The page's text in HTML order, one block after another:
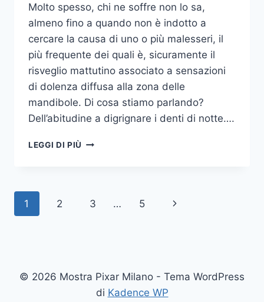
Molto spesso, chi ne soffre non lo sa,
almeno fino a quando non è indotto a
cercare la causa di uno o più malesseri, il
più frequente dei quali è, sicuramente il
risveglio mattutino associato a sensazioni
di dolenza diffusa alla zona delle
mandibole. Di cosa stiamo parlando?
Dell’abitudine a digrignare i denti di notte….
LEGGI DI PIÙ COME
TUTTE
NOTTE
Navigazione
1 2 3 … 5
Pagina
© 2026 Mostra Pixar Milano - Tema WordPress
di Kadence WP